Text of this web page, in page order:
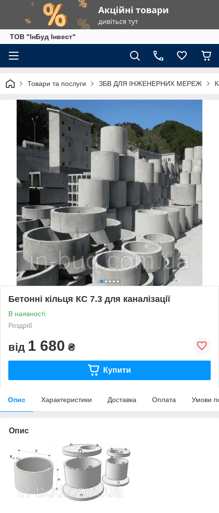
ТОВ "ІнБуд Інвест"
Товари та послуги ЗБВ ДЛЯ ІНЖЕНЕРНИХ МЕРЕЖ
Бетонні кільця КС 7.3 для каналізації
В наявності
Роздріб
від 1 680 ₴
Купити
Опис Характеристики Доставка Оплата Умови
Опис